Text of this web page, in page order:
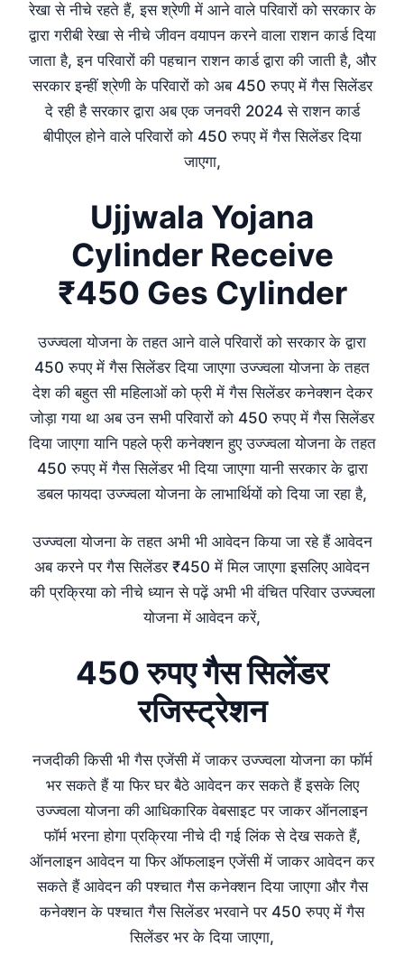
रेखा से नीचे रहते हैं, इस श्रेणी में आने वाले परिवारों को सरकार के
द्वारा गरीबी रेखा से नीचे जीवन वयापन करने वाला राशन कार्ड दिया
जाता है, इन परिवारों की पहचान राशन कार्ड द्वारा की जाती है, और
सरकार इन्हीं श्रेणी के परिवारों को अब 450 रुपए में गैस सिलेंडर
दे रही है सरकार द्वारा अब एक जनवरी 2024 से राशन कार्ड
बीपीएल होने वाले परिवारों को 450 रुपए में गैस सिलेंडर दिया
जाएगा,
Ujjwala Yojana
Cylinder Receive
₹450 Ges Cylinder
उज्ज्वला योजना के तहत आने वाले परिवारों को सरकार के द्वारा
450 रुपए में गैस सिलेंडर दिया जाएगा उज्ज्वला योजना के तहत
देश की बहुत सी महिलाओं को फ्री में गैस सिलेंडर कनेक्शन देकर
जोड़ा गया था अब उन सभी परिवारों को 450 रुपए में गैस सिलेंडर
दिया जाएगा यानि पहले फ्री कनेक्शन हुए उज्ज्वला योजना के तहत
450 रुपए में गैस सिलेंडर भी दिया जाएगा यानी सरकार के द्वारा
डबल फायदा उज्ज्वला योजना के लाभार्थियों को दिया जा रहा है,
उज्ज्वला योजना के तहत अभी भी आवेदन किया जा रहे हैं आवेदन
अब करने पर गैस सिलेंडर ₹450 में मिल जाएगा इसलिए आवेदन
की प्रक्रिया को नीचे ध्यान से पढ़ें अभी भी वंचित परिवार उज्ज्वला
योजना में आवेदन करें,
450 रुपए गैस सिलेंडर
रजिस्ट्रेशन
नजदीकी किसी भी गैस एजेंसी में जाकर उज्ज्वला योजना का फॉर्म
भर सकते हैं या फिर घर बैठे आवेदन कर सकते हैं इसके लिए
उज्ज्वला योजना की आधिकारिक वेबसाइट पर जाकर ऑनलाइन
फॉर्म भरना होगा प्रक्रिया नीचे दी गई लिंक से देख सकते हैं,
ऑनलाइन आवेदन या फिर ऑफलाइन एजेंसी में जाकर आवेदन कर
सकते हैं आवेदन की पश्चात गैस कनेक्शन दिया जाएगा और गैस
कनेक्शन के पश्चात गैस सिलेंडर भरवाने पर 450 रुपए में गैस
सिलेंडर भर के दिया जाएगा,